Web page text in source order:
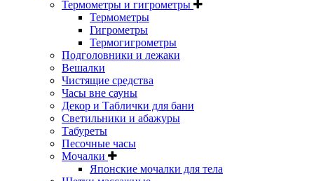
Термометры и гигрометры
Термометры
Гигрометры
Термогигрометры
Подголовники и лежаки
Вешалки
Чистящие средства
Часы вне сауны
Декор и Таблички для бани
Светильники и абажуры
Табуреты
Песочные часы
Мочалки
Японские мочалки для тела